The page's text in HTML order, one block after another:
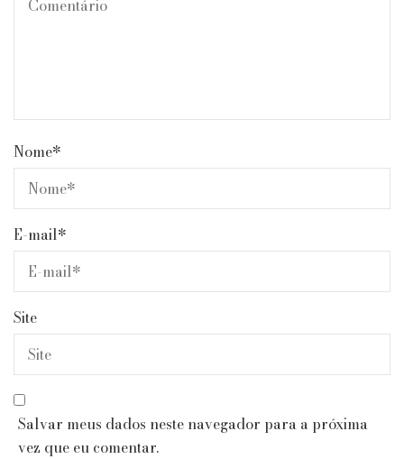
Nome*
E-mail*
Site
Salvar meus dados neste navegador para a próxima
vez que eu comentar.